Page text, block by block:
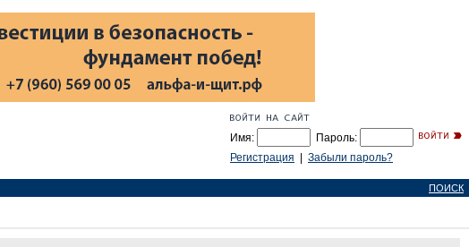
Имя:
Пароль:
Регистрация
Забыли пароль?
ПОИСК